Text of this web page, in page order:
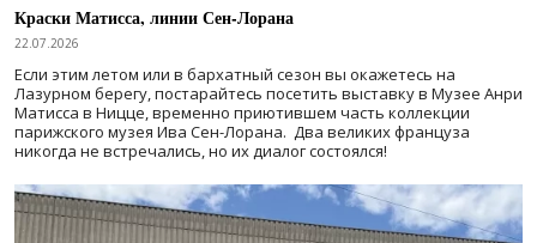
Краски Матисса, линии Сен-Лорана
22.07.2026
Если этим летом или в бархатный сезон вы окажетесь на
Лазурном берегу, постарайтесь посетить выставку в Музее Анри
Матисса в Ницце, временно приютившем часть коллекции
парижского музея Ива Сен-Лорана. Два великих француза
никогда не встречались, но их диалог состоялся!